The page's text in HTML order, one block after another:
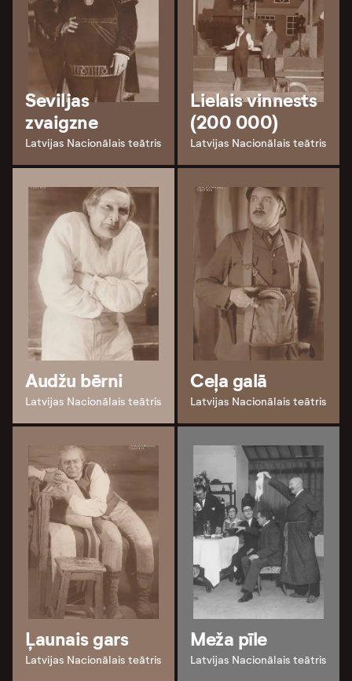
Seviljas
zvaigzne
Latvijas Nacionālais teātris
Lielais vinnests
(200 000)
Latvijas Nacionālais teātris
Audžu bērni
Latvijas Nacionālais teātris
Ceļa galā
Latvijas Nacionālais teātris
Ļaunais gars
Latvijas Nacionālais teātris
Meža pīle
Latvijas Nacionālais teātris